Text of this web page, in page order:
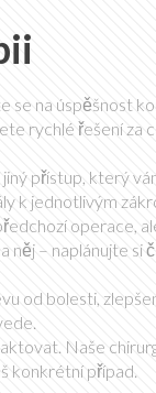
na úspěšnost
rychlé řešení za
přístup, který
k jednotlivým
operace,
něj – naplánujte si
od bolesti,
Naše
konkrétní případ.